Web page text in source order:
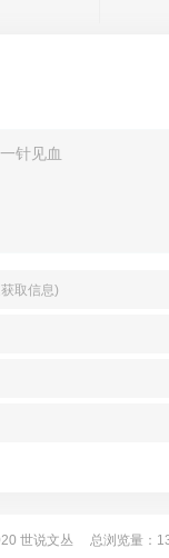
世说文丛 总浏览量：